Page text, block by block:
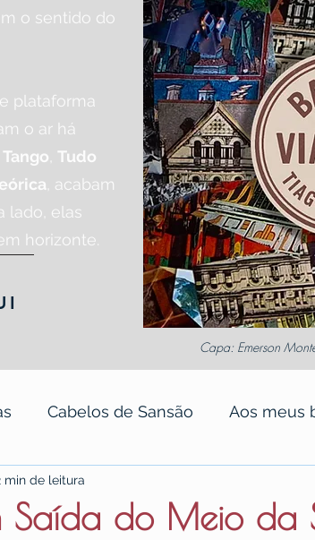
Capa: Emerson
o sentido do
plataforma
o ar há
Tudo
, acabam
lado, elas
horizonte.
Cabelos de Sansão Aos meus
Poluição
Saída do Meio da
min de leitura